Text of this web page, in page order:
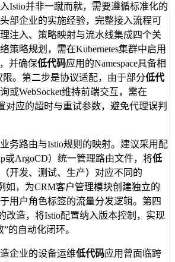
Istio并非一蹴而就，需要遵循标准化的
部企业的实施经验，完整接入流程可
注入、策略映射与流水线集成四个关
策略规划，需在Kubernetes集群中启用
并确保低代码应用的Namespace具备相
限。第二步是协议适配，由于部分低代
或WebSocket维持前端交互，需在
对应的超时与重试参数，避免代理误判
务路由与Istio规则的映射。建议采用配
或ArgoCD）统一管理路由文件，将低
开发、测试、生产）对应不同的
如，为CRM客户管理模块创建独立的
用户角色标签的流量分发逻辑。第四
改造，将Istio配置纳入版本控制，实现
的自动化闭环。
企业的设备运维低代码应用曾面临跨